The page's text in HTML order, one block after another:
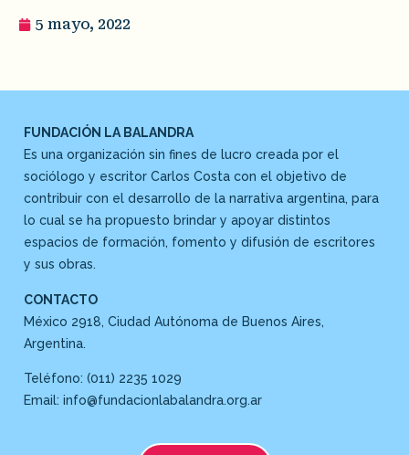
5 mayo, 2022
FUNDACIÓN LA BALANDRA
Es una organización sin fines de lucro creada por el
sociólogo y escritor Carlos Costa con el objetivo de
contribuir con el desarrollo de la narrativa argentina, para
lo cual se ha propuesto brindar y apoyar distintos
espacios de formación, fomento y difusión de escritores
y sus obras.
CONTACTO
México 2918, Ciudad Autónoma de Buenos Aires,
Argentina.
Teléfono: (011) 2235 1029
Email: info@fundacionlabalandra.org.ar